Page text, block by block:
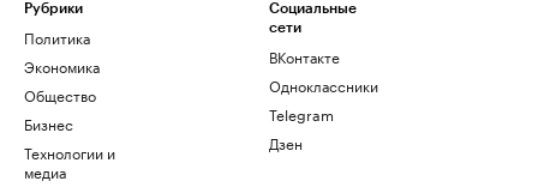
Рубрики
Политика
Экономика
Общество
Бизнес
Технологии и
медиа
Социальные
сети
ВКонтакте
Одноклассники
Telegram
Дзен